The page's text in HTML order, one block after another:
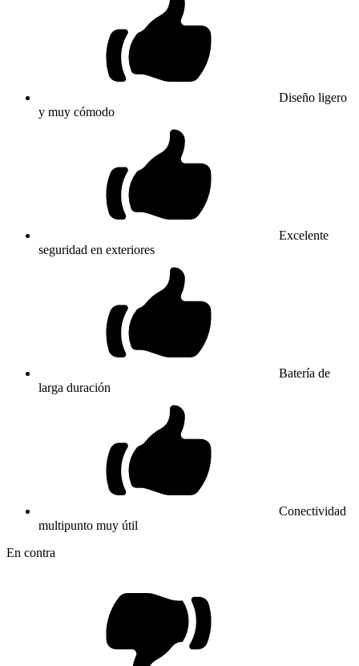
Diseño ligero
y muy cómodo
Excelente
seguridad en exteriores
Batería de
larga duración
Conectividad
multipunto muy útil
En contra